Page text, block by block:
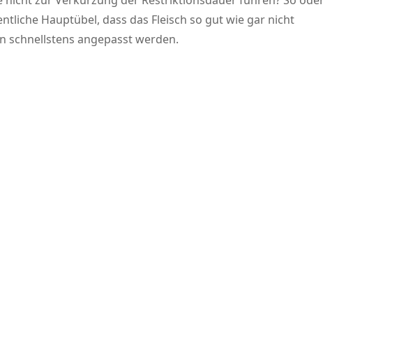
Hauptübel, dass das Fleisch so gut wie gar nicht
schnellstens angepasst werden.